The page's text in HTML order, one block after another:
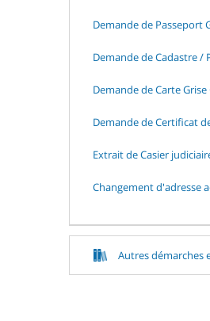
Demande de Passeport
Demande de Cadastre /
Demande de Carte Grise
Demande de Certificat
Extrait de Casier
Changement d'adresse
Autres démarches